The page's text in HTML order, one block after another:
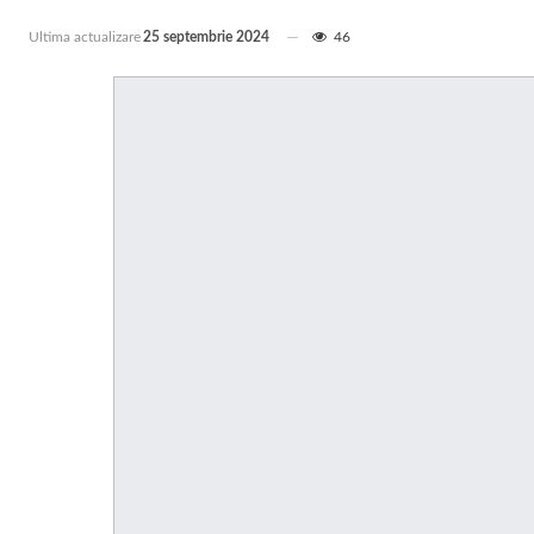
Ultima actualizare25 septembrie 2024 46